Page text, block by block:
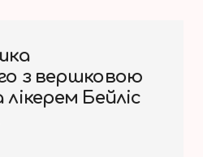
з вершковою
Бейліс